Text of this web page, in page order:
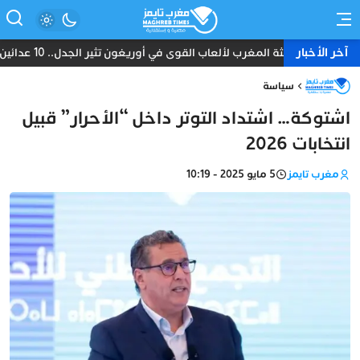
آخر الأخباربعثة المغرب لألعاب القوى في أوريغون تثير الجدل.. 10 عدائين ومدرب واحد دون طبيب أو إداري
سياسة
اشتوكة… اشتداد التوتر داخل “الأحرار” قبيل
انتخابات 2026
مغرب تايمز 5 مايو 2025 - 10:19